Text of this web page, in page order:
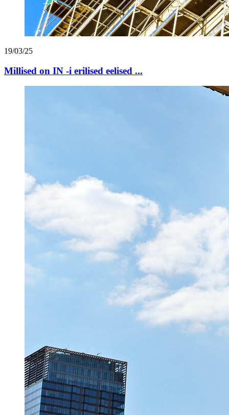
19/03/25
Millised on IN -i erilised eelised ...